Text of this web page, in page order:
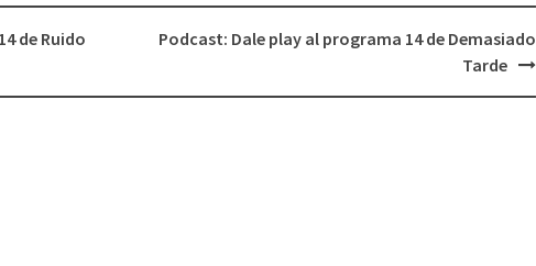
el
volumen.
de Ruido
Podcast: Dale play al programa 14 de Demasiado
Tarde